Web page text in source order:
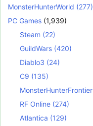
MonsterHunterWorld (277)
PC Games (1,939)
Steam (22)
GuildWars (420)
Diablo3 (24)
C9 (135)
MonsterHunterFrontier
RF Online (274)
Atlantica (129)